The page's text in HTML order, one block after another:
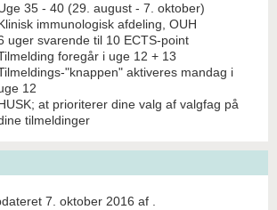
35 - 40 (29. august - 7. oktober)
immunologisk afdeling, OUH
uger svarende til 10 ECTS-point
foregår i uge 12 + 13
"knappen" aktiveres mandag i
12
at prioriterer dine valg af valgfag på
tilmeldinger
7. oktober 2016 af